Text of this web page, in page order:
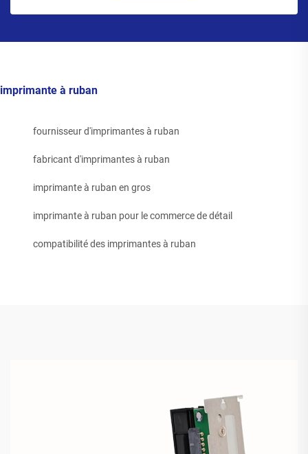
imprimante à ruban
fournisseur d'imprimantes à ruban
fabricant d'imprimantes à ruban
imprimante à ruban en gros
imprimante à ruban pour le commerce de détail
compatibilité des imprimantes à ruban